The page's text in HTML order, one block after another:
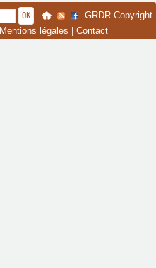
GRDR Copyright
Mentions légales Contact